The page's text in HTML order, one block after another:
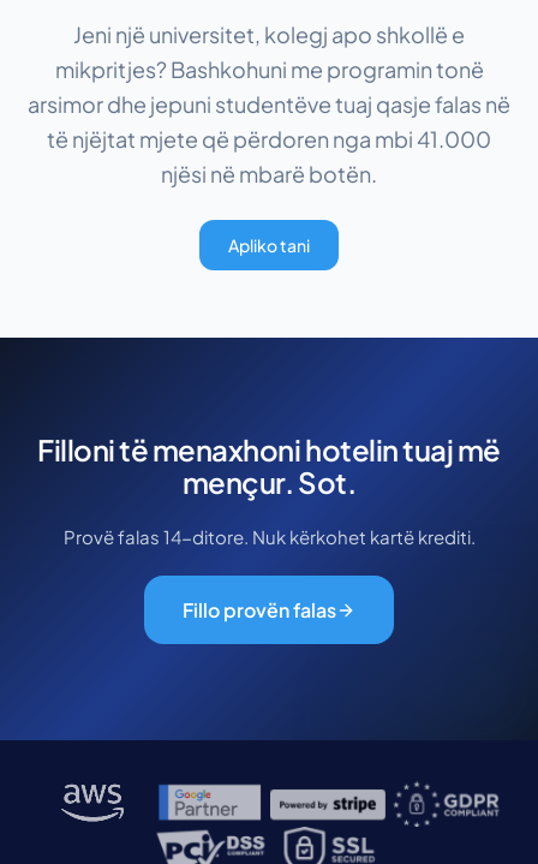
Jeni një universitet, kolegj apo shkollë e
mikpritjes? Bashkohuni me programin tonë
arsimor dhe jepuni studentëve tuaj qasje falas në
të njëjtat mjete që përdoren nga mbi 41.000
njësi në mbarë botën.
Apliko tani
Filloni të menaxhoni hotelin tuaj më
mençur. Sot.
Provë falas 14-ditore. Nuk kërkohet kartë krediti.
Fillo provën falas